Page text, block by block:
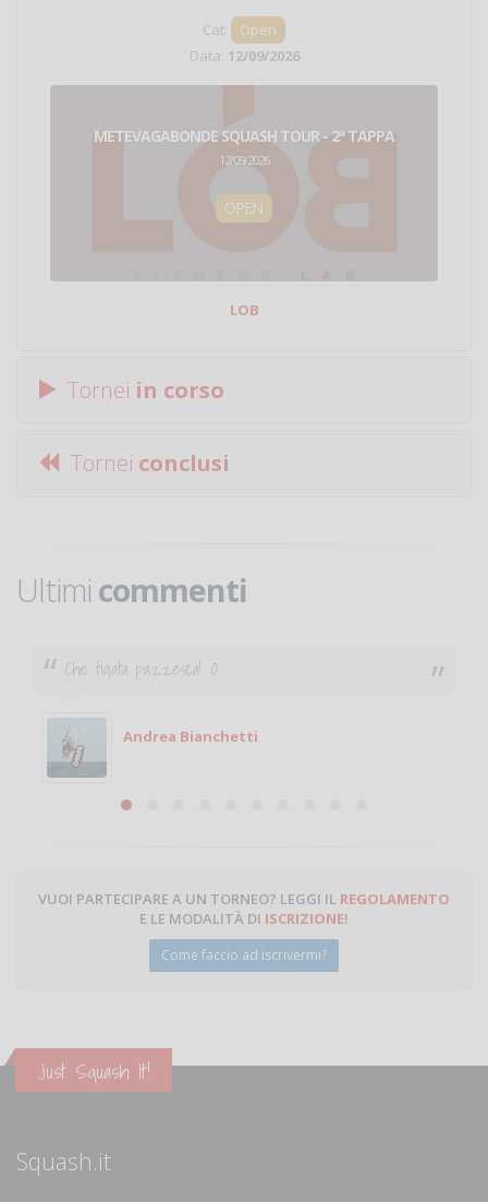
Cat:
Open
Data: 12/09/2026
METEVAGABONDE SQUASH TOUR - 2ª TAPPA
12/09/2026
OPEN
LOB
Tornei in corso
Tornei conclusi
Ultimi commenti
Ciao. Sono a Treviglio da poco e vorrei tornare a
giocare. Se sei in zona e puoi giocare fammi sapere.
Michele
Michele Miglionico
VUOI PARTECIPARE A UN TORNEO? LEGGI IL REGOLAMENTO
E LE MODALITÀ DI ISCRIZIONE!
Come faccio ad iscrivermi?
Just Squash It!
Squash.it